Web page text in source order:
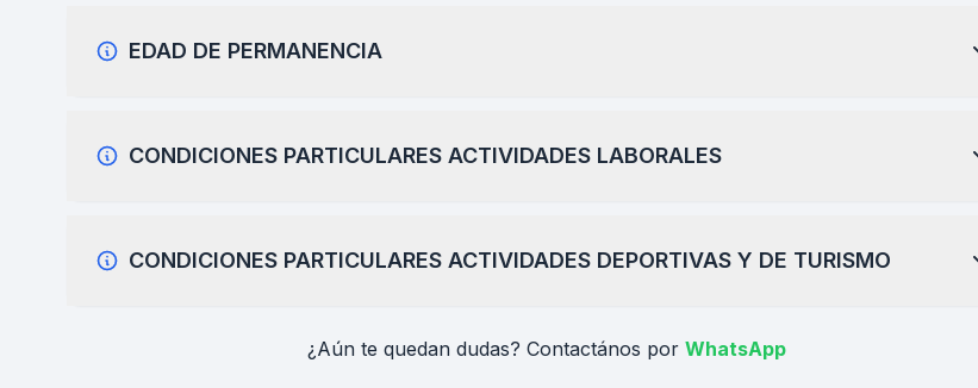
EDAD DE PERMANENCIA
CONDICIONES PARTICULARES ACTIVIDADES LABORALES
CONDICIONES PARTICULARES ACTIVIDADES DEPORTIVAS Y DE TURISMO
¿Aún te quedan dudas? Contactános por WhatsApp